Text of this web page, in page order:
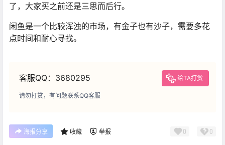
了，大家买之前还是三思而后行。
闲鱼是一个比较浑浊的市场，有金子也有沙子，需要多花
点时间和耐心寻找。
客服QQ：3680295 给TA打赏
请勿打赏，有问题联系QQ客服
海报分享 收藏 举报 0 0